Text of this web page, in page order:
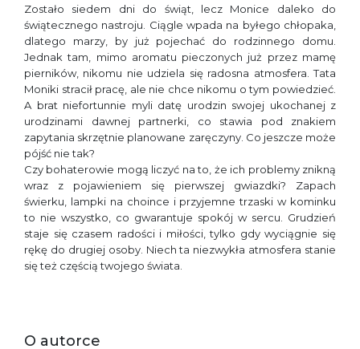
Zostało siedem dni do świąt, lecz Monice daleko do
świątecznego nastroju. Ciągle wpada na byłego chłopaka,
dlatego marzy, by już pojechać do rodzinnego domu.
Jednak tam, mimo aromatu pieczonych już przez mamę
pierników, nikomu nie udziela się radosna atmosfera. Tata
Moniki stracił pracę, ale nie chce nikomu o tym powiedzieć.
A brat niefortunnie myli datę urodzin swojej ukochanej z
urodzinami dawnej partnerki, co stawia pod znakiem
zapytania skrzętnie planowane zaręczyny. Co jeszcze może
pójść nie tak?
Czy bohaterowie mogą liczyć na to, że ich problemy znikną
wraz z pojawieniem się pierwszej gwiazdki? Zapach
świerku, lampki na choince i przyjemne trzaski w kominku
to nie wszystko, co gwarantuje spokój w sercu. Grudzień
staje się czasem radości i miłości, tylko gdy wyciągnie się
rękę do drugiej osoby. Niech ta niezwykła atmosfera stanie
się też częścią twojego świata.
O autorce